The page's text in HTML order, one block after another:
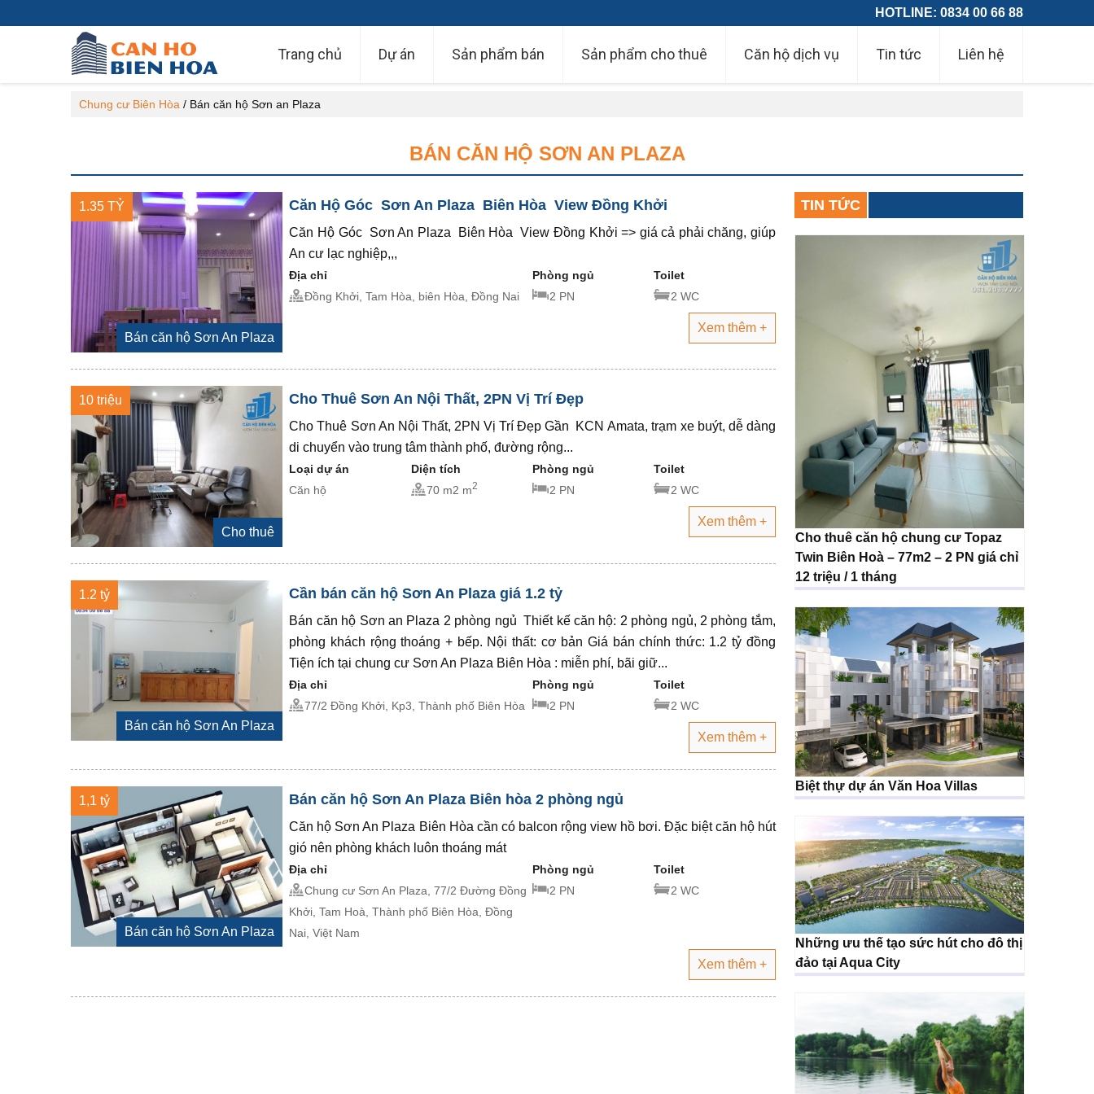
HOTLINE: 0834 00 66 88
Trang chủ Dự án Sản phẩm bán Sản phẩm cho thuê Căn hộ dịch vụ Tin tức Liên hệ
Chung cư Biên Hòa / Bán căn hộ Sơn an Plaza
BÁN CĂN HỘ SƠN AN PLAZA
1.35 TỶ
Bán căn hộ Sơn An Plaza
Căn Hộ Góc Sơn An Plaza Biên Hòa View Đồng Khởi
Căn Hộ Góc Sơn An Plaza Biên Hòa View Đồng Khởi => giá cả phải chăng, giúp
An cư lạc nghiệp,,,
Địa chỉ Phòng ngủ
Toilet
Đồng Khởi, Tam Hòa, biên Hòa, Đồng Nai
2 PN 2 WC
Xem thêm +
10 triệu
Cho thuê
Cho Thuê Sơn An Nội Thất, 2PN Vị Trí Đẹp
Cho Thuê Sơn An Nội Thất, 2PN Vị Trí Đẹp Gần KCN Amata, trạm xe buýt, dễ dàng
di chuyển vào trung tâm thành phố, đường rộng...
Loại dự án Diện tích Phòng ngủ
Toilet
Căn hộ
70 m2 m2 2 PN 2 WC
Xem thêm +
1.2 tỷ
Bán căn hộ Sơn An Plaza
Cần bán căn hộ Sơn An Plaza giá 1.2 tỷ
Bán căn hộ Sơn an Plaza 2 phòng ngủ Thiết kế căn hộ: 2 phòng ngủ, 2 phòng tắm,
phòng khách rộng thoáng + bếp. Nội thất: cơ bản Giá bán chính thức: 1.2 tỷ đồng
Tiện ích tại chung cư Sơn An Plaza Biên Hòa : miễn phí, bãi giữ...
Địa chỉ Phòng ngủ
Toilet
77/2 Đồng Khởi, Kp3, Thành phố Biên Hòa
2 PN 2 WC
Xem thêm +
1,1 tỷ
Bán căn hộ Sơn An Plaza
Bán căn hộ Sơn An Plaza Biên hòa 2 phòng ngủ
Căn hộ Sơn An Plaza Biên Hòa cần có balcon rộng view hồ bơi. Đặc biệt căn hộ hút
gió nên phòng khách luôn thoáng mát
Địa chỉ Phòng ngủ
Toilet
Chung cư Sơn An Plaza, 77/2 Đường Đồng
Khởi, Tam Hoà, Thành phố Biên Hòa, Đồng
Nai, Việt Nam
2 PN 2 WC
Xem thêm +
TIN TỨC
Cho thuê căn hộ chung cư Topaz
Twin Biên Hoà – 77m2 – 2 PN giá chỉ
12 triệu / 1 tháng
Biệt thự dự án Văn Hoa Villas
Những ưu thế tạo sức hút cho đô thị
đảo tại Aqua City